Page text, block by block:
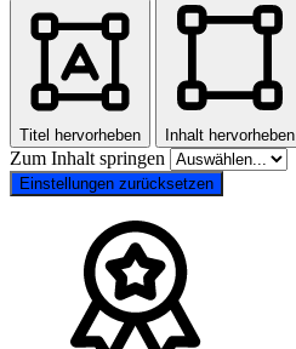
Titel hervorheben Inhalt hervorheben
Zum Inhalt springen
Einstellungen zurücksetzen